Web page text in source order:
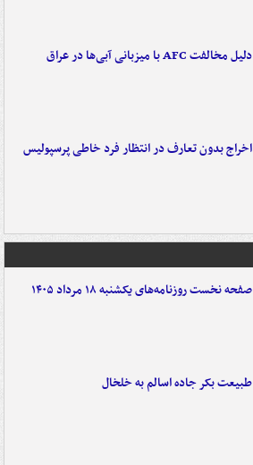
دلیل مخالفت AFC با میزبانی آبی‌ها در عراق
اخراج بدون تعارف در انتظار فرد خاطی پرسپولیس
صفحه نخست روزنامه‌های یکشنبه ۱۸ مرداد ۱۴۰۵
طبیعت بکر جاده اسالم به خلخال